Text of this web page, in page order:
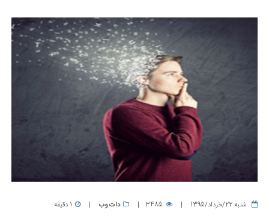
شنبه 22/خرداد/1395 3485 دات وب 1 دقیقه